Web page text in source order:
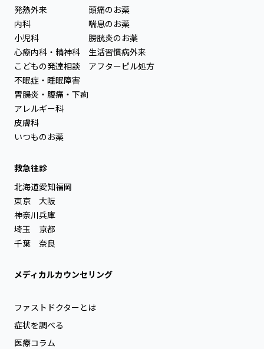
発熱外来
内科
小児科
心療内科・精神科
こどもの発達相談
不眠症・睡眠障害
胃腸炎・腹痛・下痢
アレルギー科
皮膚科
いつものお薬
頭痛のお薬
喘息のお薬
膀胱炎のお薬
生活習慣病外来
アフターピル処方
救急往診
北海道
東京
神奈川
埼玉
千葉
愛知
大阪
兵庫
京都
奈良
福岡
メディカルカウンセリング
ファストドクターとは
症状を調べる
医療コラム